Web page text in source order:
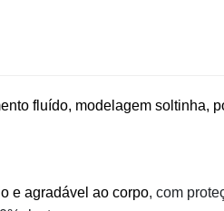
fluído, modelagem soltinha,
e agradável ao corpo, com